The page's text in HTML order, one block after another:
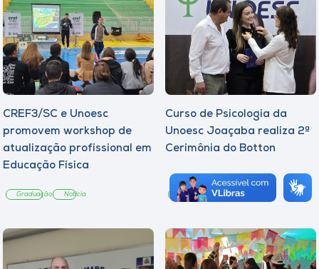
CREF3/SC e Unoesc
promovem workshop de
atualização profissional em
Educação Física
Graduação Notícia
Curso de Psicologia da
Unoesc Joaçaba realiza 2ª
Cerimônia do Botton
Graduação Notícia